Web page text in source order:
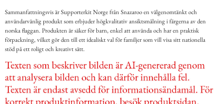
Sammanfattningsvis är Supporterkit Norge från Snazaroo en välgenomtänkt och
användarvänlig produkt som erbjuder högkvalitativ ansiktsmålning i färgerna av den
norska flaggan. Produkten är säker för barn, enkel att använda och har en praktisk
förpackning, vilket gör den till ett idealiskt val för familjer som vill visa sitt nationella
stöd på ett roligt och kreativt sätt.